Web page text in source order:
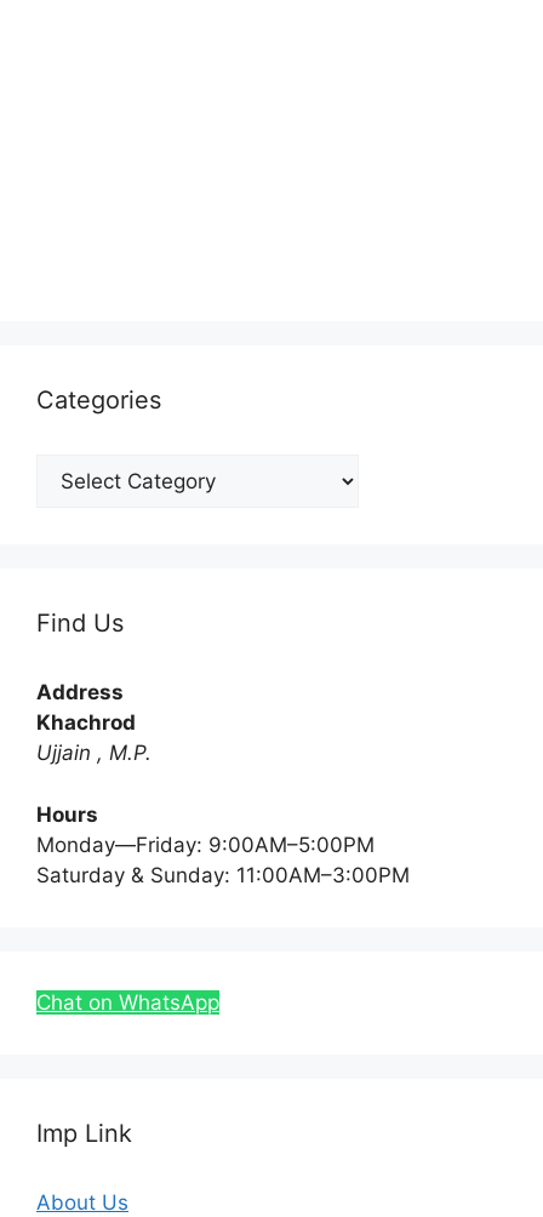
Categories
Find Us
Address
Khachrod
Ujjain , M.P.
Hours
Monday—Friday: 9:00AM–5:00PM
Saturday & Sunday: 11:00AM–3:00PM
Chat on WhatsApp
Imp Link
About Us